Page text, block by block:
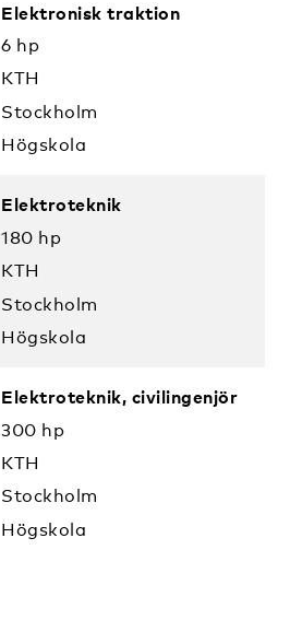
Elektronisk traktion
6 hp
KTH
Stockholm
Högskola
Elektroteknik
180 hp
KTH
Stockholm
Högskola
Elektroteknik, civilingenjör
300 hp
KTH
Stockholm
Högskola